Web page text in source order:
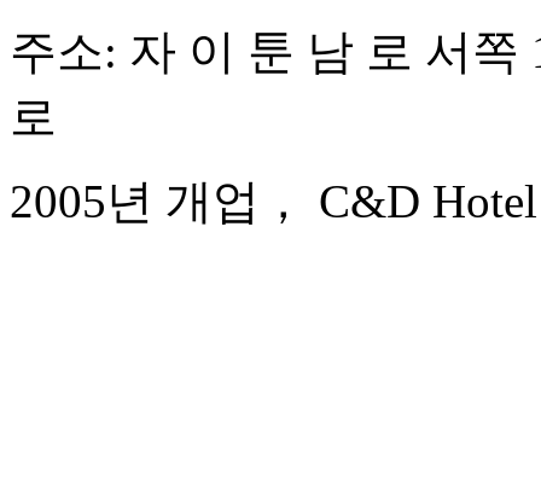
주소: 자 이 툰 남 로 서쪽
로
2005년 개업， C&D Hotel